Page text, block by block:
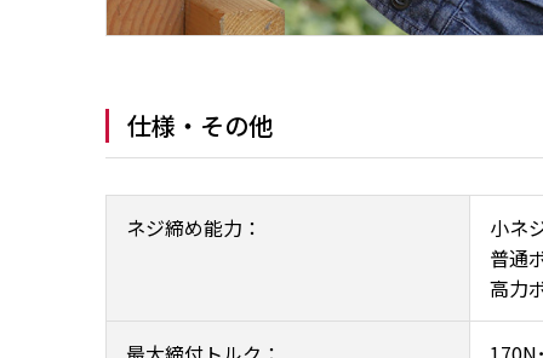
仕様・その他
ネジ締め能力：
小ネ
普通
高力